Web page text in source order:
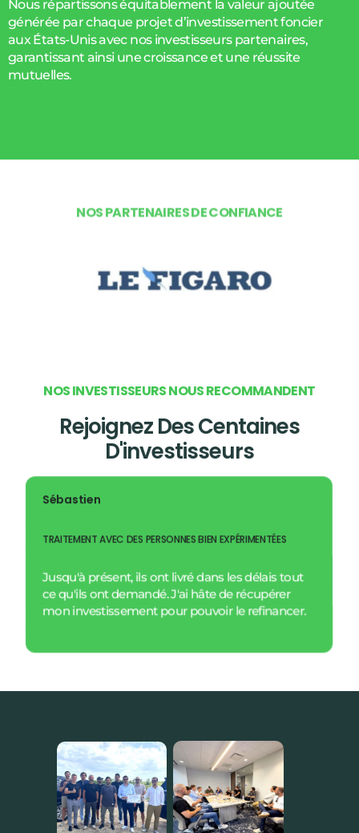
Nous répartissons équitablement la valeur ajoutée
générée par chaque projet d’investissement foncier
aux États-Unis avec nos investisseurs partenaires,
garantissant ainsi une croissance et une réussite
mutuelles.
NOSINVESTISSEURSNOUSRECOMMANDENT
Rejoignez Des Centaines
D'investisseurs
Sébastien
TRAITEMENT AVEC DES PERSONNES BIEN EXPÉRIMENTÉES
Jusqu'à présent, ils ont livré dans les délais tout
ce qu'ils ont demandé. J'ai hâte de récupérer
mon investissement pour pouvoir le refinancer.